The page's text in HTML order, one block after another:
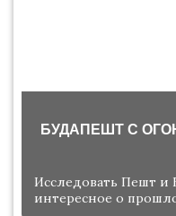
БУДАПЕШТ С
Исследовать Пешт и
интересное о